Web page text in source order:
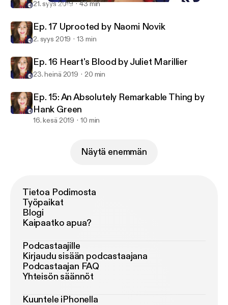
Ep. 15: An Absolutely Remarkable Thing by Hank Green
21. syys 2019 43 min
Ep. 17 Uprooted by Naomi Novik
2. syys 2019 13 min
Ep. 16 Heart's Blood by Juliet Marillier
23. heinä 2019 20 min
Ep. 15: An Absolutely Remarkable Thing by
Hank Green
16. kesä 2019 10 min
Näytä enemmän
Tietoa Podimosta
Työpaikat
Blogi
Kaipaatko apua?
Podcastaajille
Kirjaudu sisään podcastaajana
Podcastaajan FAQ
Yhteisön säännöt
Kuuntele iPhonella